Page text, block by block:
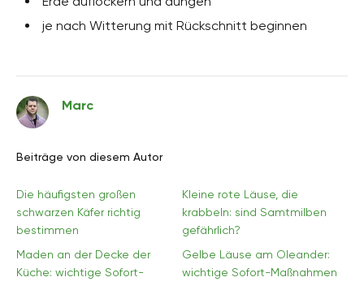
je nach Witterung mit Rückschnitt beginnen
Marc
Beiträge von diesem Autor
Die häufigsten großen
schwarzen Käfer richtig
bestimmen
Kleine rote Läuse, die
krabbeln: sind Samtmilben
gefährlich?
Maden an der Decke der
Küche: wichtige Sofort-
Gelbe Läuse am Oleander:
wichtige Sofort-Maßnahmen